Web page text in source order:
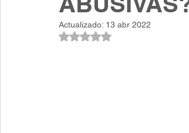
Actualizado: 13 abr 2022
Obtuvo NaN de 5 estrellas.